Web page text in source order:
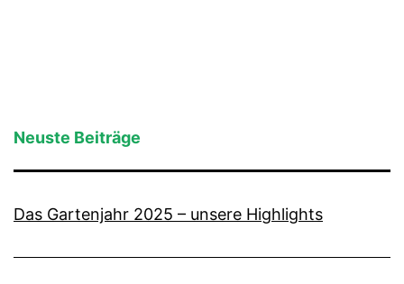
Neuste Beiträge
Das Gartenjahr 2025 – unsere Highlights